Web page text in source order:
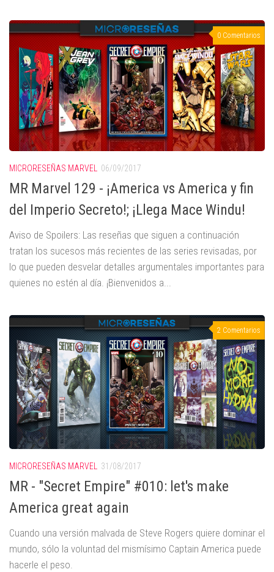
0 Comentarios
MICRORESEÑAS MARVEL 06/09/2017
MR Marvel 129 - ¡America vs America y fin
del Imperio Secreto!; ¡Llega Mace Windu!
Aviso de Spoilers: Las reseñas que siguen a continuación
tratan los sucesos más recientes de las series revisadas, por
lo que pueden desvelar detalles argumentales importantes para
quienes no estén al día. ¡Bienvenidos a...
2 Comentarios
MICRORESEÑAS MARVEL 31/08/2017
MR - "Secret Empire" #010: let's make
America great again
Cuando una versión malvada de Steve Rogers quiere dominar el
mundo, sólo la voluntad del mismísimo Captain America puede
hacerle el peso.